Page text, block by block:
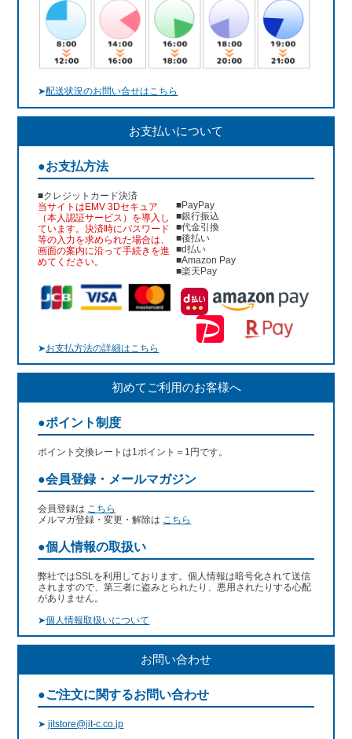
➤配送状況のお問い合せはこちら
お支払いについて
●お支払方法
■クレジットカード決済
当サイトはEMV 3Dセキュア
（本人認証サービス）を導入し
ています。決済時にパスワード
等の入力を求められた場合は、
画面の案内に沿って手続きを進
めてください。
■PayPay
■銀行振込
■代金引換
■後払い
■d払い
■Amazon Pay
■楽天Pay
➤お支払方法の詳細はこちら
初めてご利用のお客様へ
●ポイント制度
ポイント交換レートは1ポイント＝1円です。
●会員登録・メールマガジン
会員登録は こちら
メルマガ登録・変更・解除は こちら
●個人情報の取扱い
弊社ではSSLを利用しております。個人情報は暗号化されて送信
されますので、第三者に盗みとられたり、悪用されたりする心配
がありません。
➤個人情報取扱いについて
お問い合わせ
●ご注文に関するお問い合わせ
➤jitstore@jit-c.co.jp